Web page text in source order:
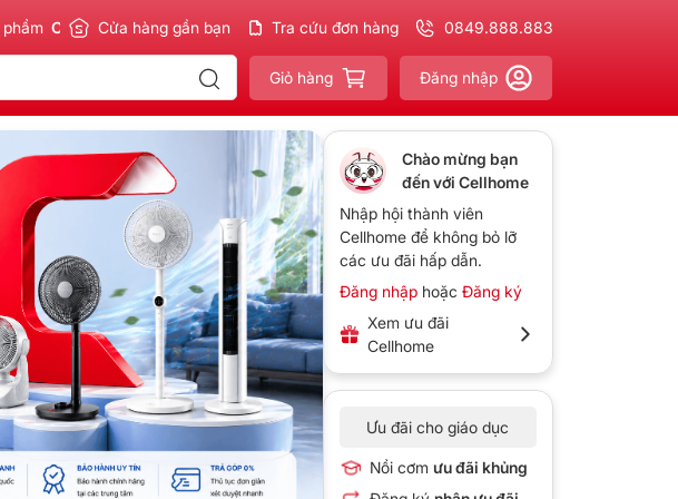
- Xuất VAT đầy đủ Giao nhanh - Miễn phí cho đơn 300k Thu cũ
Cửa hàng gần bạn Tra cứu đơn hàng 0849.888.883
Giỏ hàng Đăng nhập
Chào mừng bạn
đến với Cellhome
Nhập hội thành viên
Cellhome để không bỏ lỡ
các ưu đãi hấp dẫn.
Đăng nhập hoặcĐăng ký
Xem ưu đãi
Cellhome
Ưu đãi cho giáo dục
Nồi cơm ưu đãi khủng